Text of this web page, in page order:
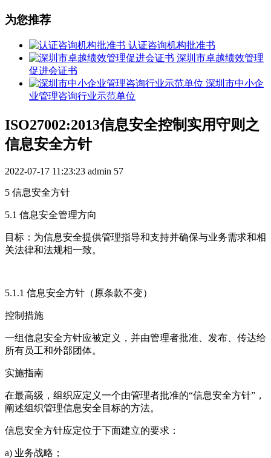
为您推荐
认证咨询机构批准书
深圳市卓越绩效管理
促进会证书
深圳市中小企
业管理咨询行业示范单位
ISO27002:2013信息安全控制实用守则之
信息安全方针
2022-07-17 11:23:23 admin 57
5 信息安全方针
5.1 信息安全管理方向
目标：为信息安全提供管理指导和支持并确保与业务需求和相
关法律和法规相一致。
5.1.1 信息安全方针（原条款不变）
控制措施
一组信息安全方针应被定义，并由管理者批准、发布、传达给
所有员工和外部团体。
实施指南
在最高级，组织应定义一个由管理者批准的“信息安全方针”，
阐述组织管理信息安全目标的方法。
信息安全方针应定位于下面建立的要求：
a) 业务战略；